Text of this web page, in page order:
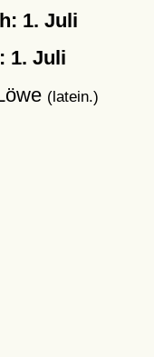
1. Juli
1. Juli
(latein.)